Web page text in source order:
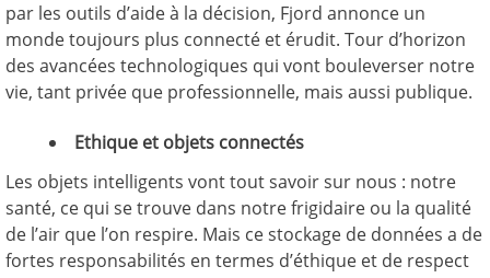
par les outils d’aide à la décision, Fjord annonce un
monde toujours plus connecté et érudit. Tour d’horizon
des avancées technologiques qui vont bouleverser notre
vie, tant privée que professionnelle, mais aussi publique.
Ethique et objets connectés
Les objets intelligents vont tout savoir sur nous : notre
santé, ce qui se trouve dans notre frigidaire ou la qualité
de l’air que l’on respire. Mais ce stockage de données a de
fortes responsabilités en termes d’éthique et de respect